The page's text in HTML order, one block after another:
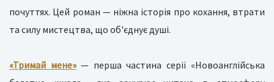
почуттях. Цей роман — ніжна історія про кохання, втрати
та силу мистецтва, що об'єднує душі.
«Тримай мене»— перша частина серії «Новоанглійська